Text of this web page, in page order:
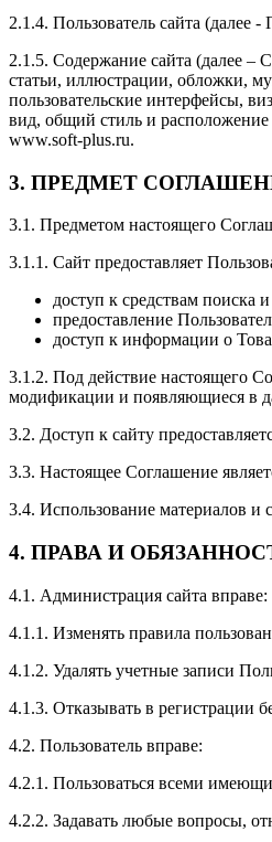
2.1.4. Пользователь сайта (далее
2.1.5. Содержание сайта (далее –
статьи, иллюстрации, обложки,
пользовательские интерфейсы,
вид, общий стиль и расположение
www.soft-plus.ru.
3. ПРЕДМЕТ
3.1. Предметом настоящего
3.1.1. Сайт предоставляет
доступ к средствам поиска
предоставление
доступ к информации о
3.1.2. Под действие настоящего
модификации и появляющиеся в
3.2. Доступ к сайту
3.3. Настоящее Соглашение
3.4. Использование материалов и
4. ПРАВА И
4.1. Администрация сайта вправе:
4.1.1. Изменять правила
4.1.2. Удалять учетные записи
4.1.3. Отказывать в регистрации
4.2. Пользователь вправе:
4.2.1. Пользоваться всеми
4.2.2. Задавать любые вопросы,